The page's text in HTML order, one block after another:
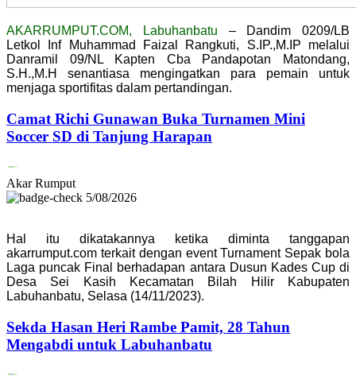
AKARRUMPUT.COM, Labuhanbatu – Dandim 0209/LB
Letkol Inf Muhammad Faizal Rangkuti, S.IP.,M.IP melalui
Danramil 09/NL Kapten Cba Pandapotan Matondang,
S.H.,M.H senantiasa mengingatkan para pemain untuk
menjaga sportifitas dalam pertandingan.
Camat Richi Gunawan Buka Turnamen Mini
Soccer SD di Tanjung Harapan
Akar Rumput
5/08/2026
Hal itu dikatakannya ketika diminta tanggapan
akarrumput.com terkait dengan event Turnament Sepak bola
Laga puncak Final berhadapan antara Dusun Kades Cup di
Desa Sei Kasih Kecamatan Bilah Hilir Kabupaten
Labuhanbatu, Selasa (14/11/2023).
Sekda Hasan Heri Rambe Pamit, 28 Tahun
Mengabdi untuk Labuhanbatu